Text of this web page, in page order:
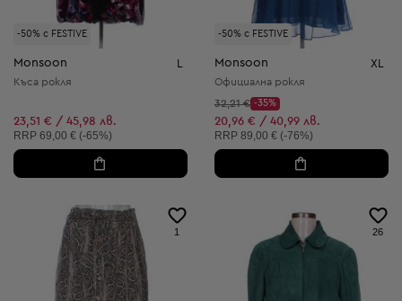
-50% с FESTIVE
Monsoon
Къса рокля
23,51 € / 45,98 лв.
Препоръчителна цена:
RRP 69,00 € (-65%)
-50% с FESTIVE
Monsoon XL
Официална рокля
Начална цена:
32,21 €
Discount Price:
-35%
Намалена цена:
20,96 € / 40,99 лв.
Препоръчителна цена:
RRP 89,00 € (-76%)
1 26